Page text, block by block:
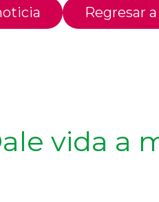
Regresar
vida a